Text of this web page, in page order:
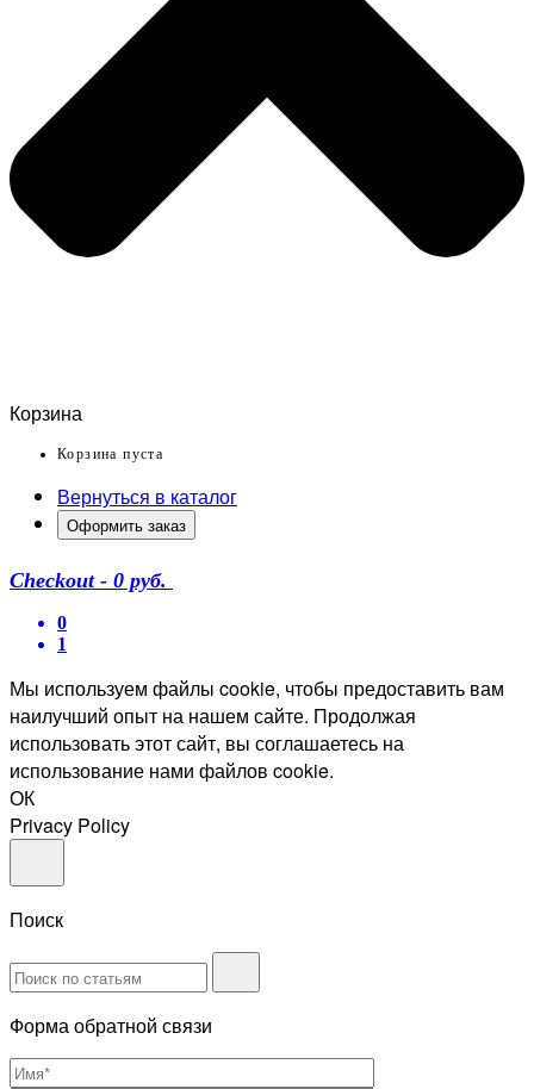
Корзина
Корзина пуста
Вернуться в каталог
Оформить заказ
Checkout - 0 руб.
0
1
Мы используем файлы cookie, чтобы предоставить вам
наилучший опыт на нашем сайте. Продолжая
использовать этот сайт, вы соглашаетесь на
использование нами файлов cookie.
ОК
Privacy Policy
Поиск
Форма обратной связи